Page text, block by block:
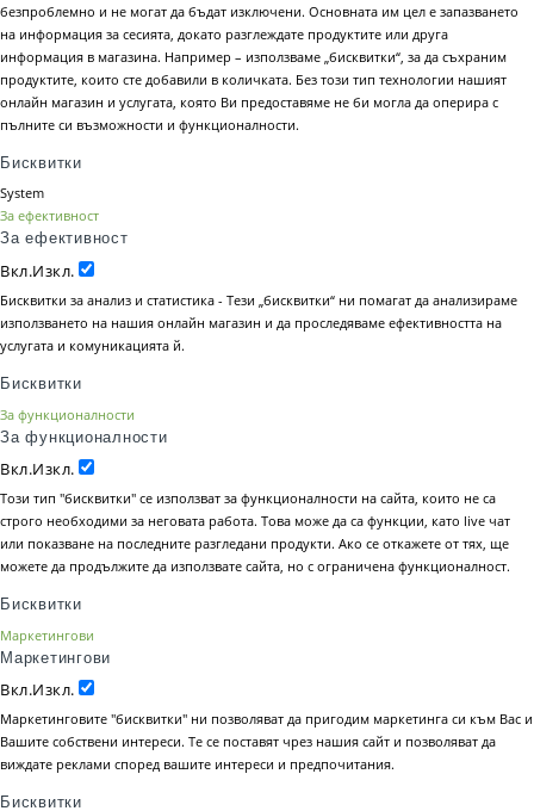
безпроблемно и не могат да бъдат изключени. Основната им цел е запазването
на информация за сесията, докато разглеждате продуктите или друга
информация в магазина. Например – използваме „бисквитки“, за да съхраним
продуктите, които сте добавили в количката. Без този тип технологии нашият
онлайн магазин и услугата, която Ви предоставяме не би могла да оперира с
пълните си възможности и функционалности.
Бисквитки
System
За ефективност
За ефективност
Вкл.Изкл.
Бисквитки за анализ и статистика - Тези „бисквитки“ ни помагат да анализираме
използването на нашия онлайн магазин и да проследяваме ефективността на
услугата и комуникацията й.
Бисквитки
За функционалности
За функционалности
Вкл.Изкл.
Този тип "бисквитки" се използват за функционалности на сайта, които не са
строго необходими за неговата работа. Това може да са функции, като live чат
или показване на последните разгледани продукти. Ако се откажете от тях, ще
можете да продължите да използвате сайта, но с ограничена функционалност.
Бисквитки
Маркетингови
Маркетингови
Вкл.Изкл.
Маркетинговите "бисквитки" ни позволяват да пригодим маркетинга си към Вас и
Вашите собствени интереси. Те се поставят чрез нашия сайт и позволяват да
виждате реклами според вашите интереси и предпочитания.
Бисквитки